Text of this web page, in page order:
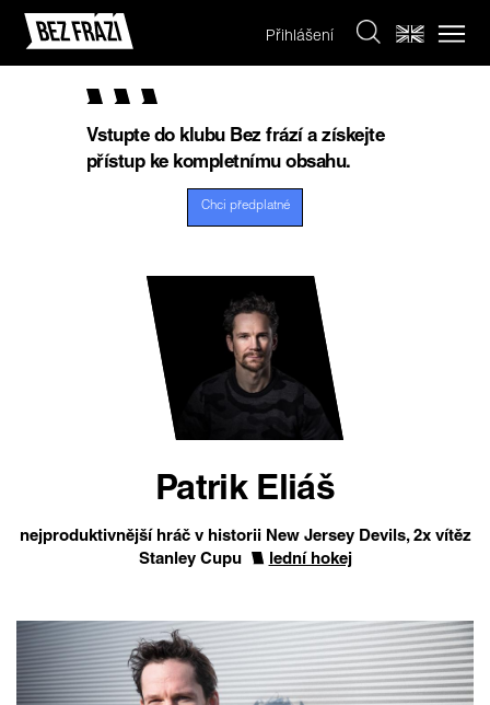
Přihlášení
Vstupte do klubu Bez frází a získejte
přístup ke kompletnímu obsahu.
Chci předplatné
Patrik Eliáš
nejproduktivnější hráč v historii New Jersey Devils, 2x vítěz
Stanley Cupu
lední hokej